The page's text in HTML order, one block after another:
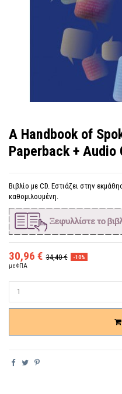
A Handbook of
Paperback + Audio
Βιβλίο με CD. Εστιάζει στην
καθομιλουμένη.
30,96 € 34,40 € -10%
με ΦΠΑ